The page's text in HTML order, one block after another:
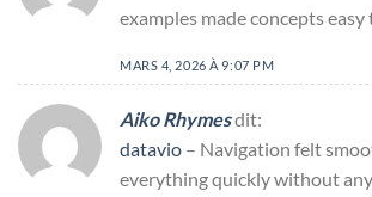
examples made concepts easy
MARS 4, 2026 À 9:07 PM
Aiko Rhymesdit:
datavio – Navigation felt
everything quickly without